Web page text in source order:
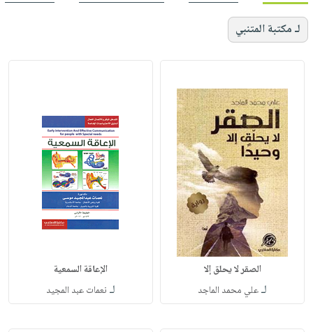
لـ مكتبة المتنبي
الصقر لا يحلق إلا
لـعلي محمد الماجد
الإعاقة السمعية
لـ نعمات عبد المجيد